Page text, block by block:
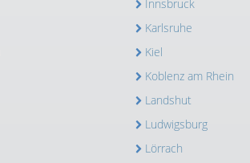
Innsbruck
Karlsruhe
Kiel
Koblenz am Rhein
Landshut
Ludwigsburg
Lörrach